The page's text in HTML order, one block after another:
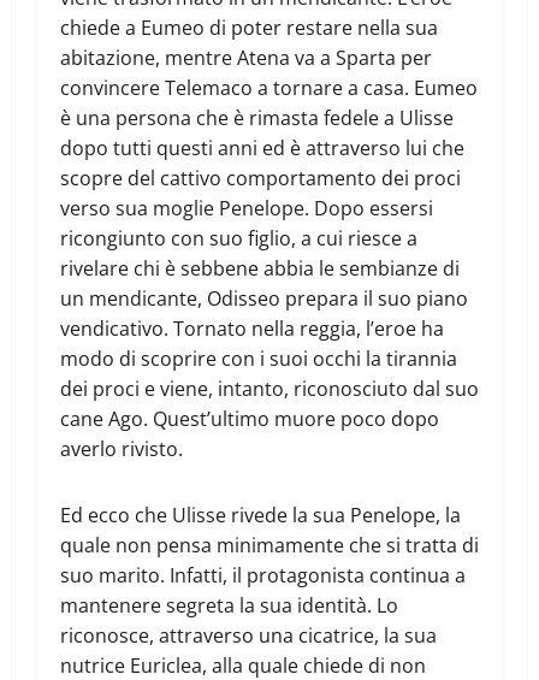
chiede a Eumeo di poter restare nella sua
abitazione, mentre Atena va a Sparta per
convincere Telemaco a tornare a casa. Eumeo
è una persona che è rimasta fedele a Ulisse
dopo tutti questi anni ed è attraverso lui che
scopre del cattivo comportamento dei proci
verso sua moglie Penelope. Dopo essersi
ricongiunto con suo figlio, a cui riesce a
rivelare chi è sebbene abbia le sembianze di
un mendicante, Odisseo prepara il suo piano
vendicativo. Tornato nella reggia, l’eroe ha
modo di scoprire con i suoi occhi la tirannia
dei proci e viene, intanto, riconosciuto dal suo
cane Ago. Quest’ultimo muore poco dopo
averlo rivisto.
Ed ecco che Ulisse rivede la sua Penelope, la
quale non pensa minimamente che si tratta di
suo marito. Infatti, il protagonista continua a
mantenere segreta la sua identità. Lo
riconosce, attraverso una cicatrice, la sua
nutrice Euriclea, alla quale chiede di non